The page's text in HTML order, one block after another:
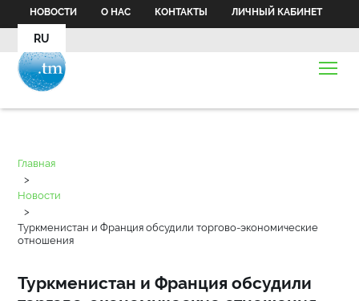
НОВОСТИ О НАС КОНТАКТЫ ЛИЧНЫЙ КАБИНЕТ
RU
Главная
>
Новости
>
Туркменистан и Франция обсудили торгово-экономические
отношения
Туркменистан и Франция обсудили